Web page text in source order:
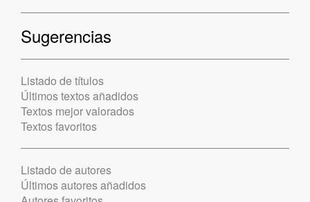
Sugerencias
Listado de títulos
Últimos textos añadidos
Textos mejor valorados
Textos favoritos
Listado de autores
Últimos autores añadidos